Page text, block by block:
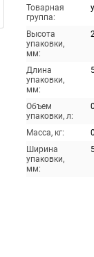
Товарная
группа:
Высота
упаковки,
мм:
Длина
упаковки,
мм:
Объем
упаковки, л:
Масса, кг:
Ширина
упаковки,
мм: